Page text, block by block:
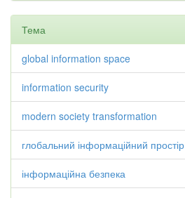
Тема
global information space
information security
modern society transformation
глобальний інформаційний простір
інформаційна безпека